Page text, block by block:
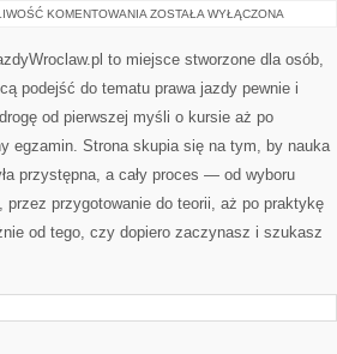
KOMENTOWANIA SAMOCHODY
ZOSTAŁA WYŁĄCZONA
to miejsce stworzone dla osób,
podejść do tematu prawa jazdy pewnie i
od pierwszej myśli o kursie aż po
egzamin. Strona skupia się na tym, by nauka
przystępna, a cały proces — od wyboru
przez przygotowanie do teorii, aż po praktykę
od tego, czy dopiero zaczynasz i szukasz